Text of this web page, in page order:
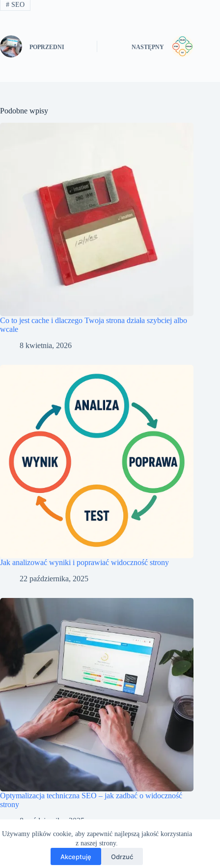
Używamy plików cookie, aby zapewnić najlepszą jakość korzystania
z naszej strony.
Akceptuję Odrzuć
#SEO
POPRZEDNI NASTĘPNY
Podobne wpisy
Co to jest cache i dlaczego Twoja strona działa szybciej albo
wcale
8 kwietnia, 2026
Jak analizować wyniki i poprawiać widoczność strony
22 października, 2025
Optymalizacja techniczna SEO – jak zadbać o widoczność
strony
8 października, 2025
Copyright RejestracjaDomen.pl © 2026 - Motyw WordPress